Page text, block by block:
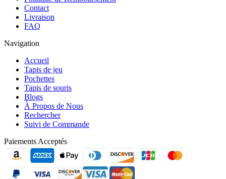
Contact
Livraison
FAQ
Navigation
Accueil
Tapis de jeu
Pochettes
Tapis de souris
Blogs
À Propos de Nous
Rechercher
Suivi de Commande
Paiements Acceptés